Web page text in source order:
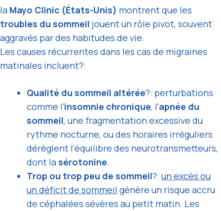
la Mayo Clinic (États-Unis) montrent que les
troubles du sommeil jouent un rôle pivot, souvent
aggravés par des habitudes de vie.
Les causes récurrentes dans les cas de migraines
matinales incluent?:
Qualité du sommeil altérée?: perturbations
comme l’insomnie chronique, l’apnée du
sommeil, une fragmentation excessive du
rythme nocturne, ou des horaires irréguliers
dérèglent l’équilibre des neurotransmetteurs,
dont la sérotonine.
Trop ou trop peu de sommeil?: un excès ou
un déficit de sommeil génère un risque accru
de céphalées sévères au petit matin. Les